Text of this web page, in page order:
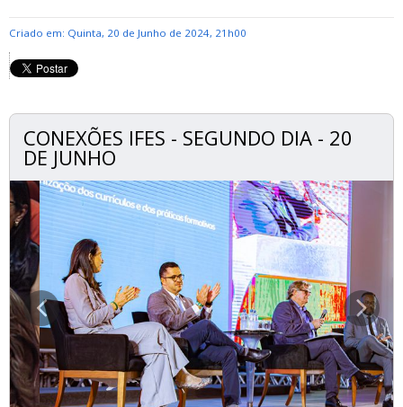
Criado em: Quinta, 20 de Junho de 2024, 21h00
CONEXÕES IFES - SEGUNDO DIA - 20
DE JUNHO